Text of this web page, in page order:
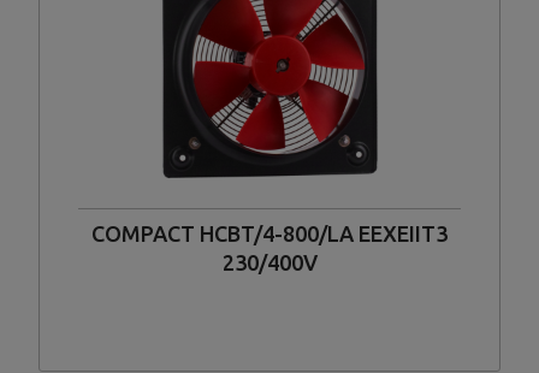
COMPACT HCBT/4-800/LA EEXEIIT3
230/400V